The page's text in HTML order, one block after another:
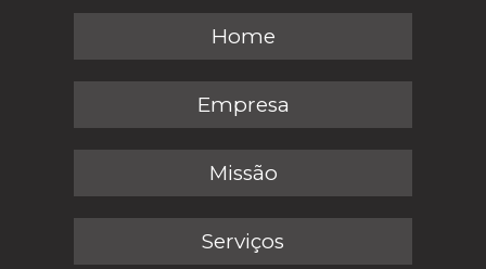
Home
Empresa
Missão
Serviços